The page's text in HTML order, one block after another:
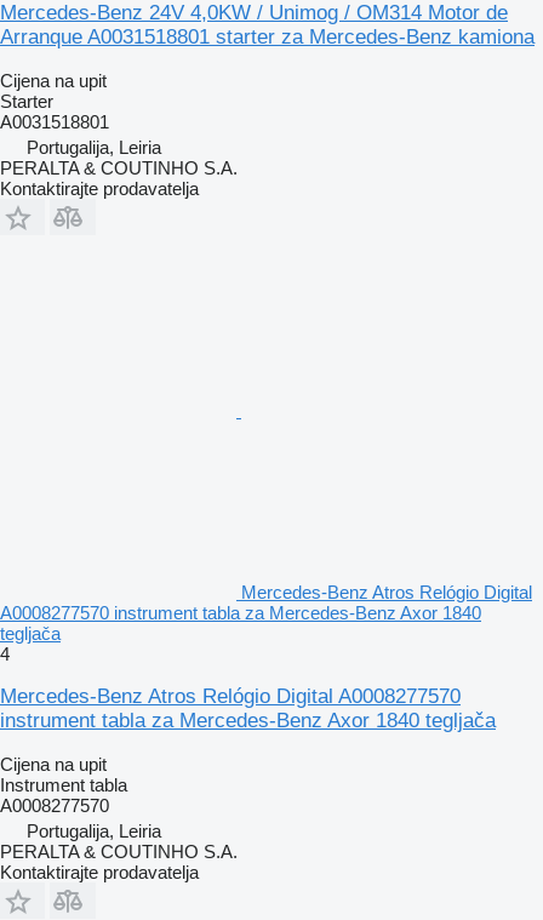
Mercedes-Benz 24V 4,0KW / Unimog / OM314 Motor de
Arranque A0031518801 starter za Mercedes-Benz kamiona
Cijena na upit
Starter
A0031518801
Portugalija, Leiria
PERALTA & COUTINHO S.A.
Kontaktirajte prodavatelja
Mercedes-Benz Atros Relógio Digital
A0008277570 instrument tabla za Mercedes-Benz Axor 1840
tegljača
4
Mercedes-Benz Atros Relógio Digital A0008277570
instrument tabla za Mercedes-Benz Axor 1840 tegljača
Cijena na upit
Instrument tabla
A0008277570
Portugalija, Leiria
PERALTA & COUTINHO S.A.
Kontaktirajte prodavatelja